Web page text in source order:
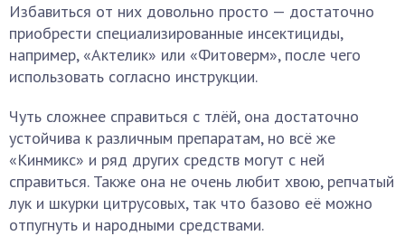
Избавиться от них довольно просто — достаточно
приобрести специализированные инсектициды,
например, «Актелик» или «Фитоверм», после чего
использовать согласно инструкции.
Чуть сложнее справиться с тлёй, она достаточно
устойчива к различным препаратам, но всё же
«Кинмикс» и ряд других средств могут с ней
справиться. Также она не очень любит хвою, репчатый
лук и шкурки цитрусовых, так что базово её можно
отпугнуть и народными средствами.